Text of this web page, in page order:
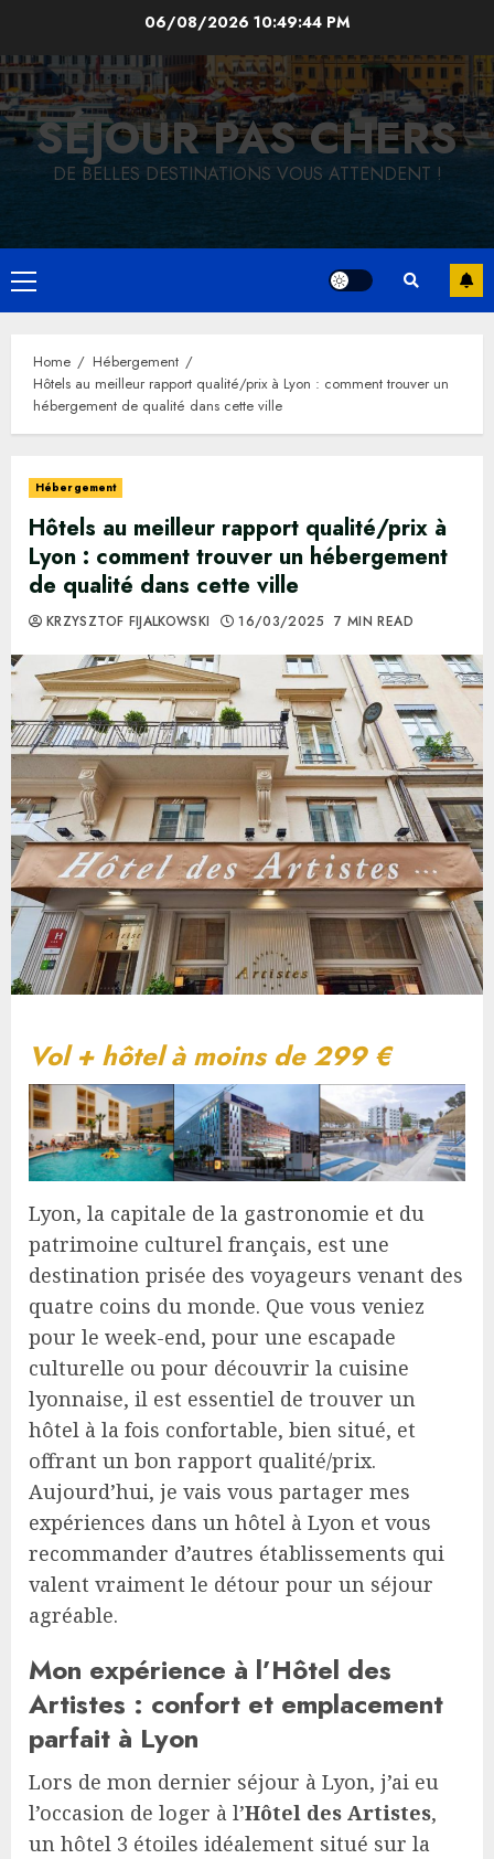
content
06/08/2026 10:49:45 PM
SÉJOUR PAS CHERS
DE BELLES DESTINATIONS VOUS ATTENDENT !
Primary
Menu
Home
Hébergement
Hôtels au meilleur rapport qualité/prix à Lyon : comment trouver un
hébergement de qualité dans cette ville
Hébergement
Hôtels au meilleur rapport qualité/prix à
Lyon : comment trouver un hébergement
de qualité dans cette ville
KRZYSZTOF FIJALKOWSKI 16/03/2025 7 MIN READ
Vol + hôtel à moins de 299 €
Lyon, la capitale de la gastronomie et du
patrimoine culturel français, est une
destination prisée des voyageurs venant des
quatre coins du monde. Que vous veniez
pour le week-end, pour une escapade
culturelle ou pour découvrir la cuisine
lyonnaise, il est essentiel de trouver un
hôtel à la fois confortable, bien situé, et
offrant un bon rapport qualité/prix.
Aujourd’hui, je vais vous partager mes
expériences dans un hôtel à Lyon et vous
recommander d’autres établissements qui
valent vraiment le détour pour un séjour
agréable.
Mon expérience à l’Hôtel des
Artistes : confort et emplacement
parfait à Lyon
Lors de mon dernier séjour à Lyon, j’ai eu
l’occasion de loger à l’Hôtel des Artistes,
un hôtel 3 étoiles idéalement situé sur la